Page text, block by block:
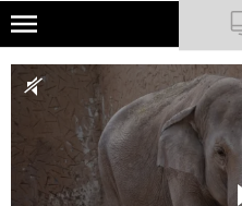
Skip
main
content
NATIONAL GEOGRAPHIC
TRAVELER
PODCASTY